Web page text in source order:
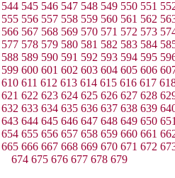
544 545 546 547 548 549 550 551
555 556 557 558 559 560 561 562
566 567 568 569 570 571 572 573
577 578 579 580 581 582 583 584
588 589 590 591 592 593 594 595
599 600 601 602 603 604 605 606
610 611 612 613 614 615 616 617
621 622 623 624 625 626 627 628
632 633 634 635 636 637 638 639
643 644 645 646 647 648 649 650
654 655 656 657 658 659 660 661
665 666 667 668 669 670 671 672
674 675 676 677 678 679